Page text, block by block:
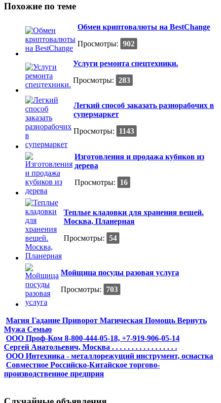
Похожие по теме
Обмен криптовалюты на BestChange
Просмотры: 902
Услуги ремонта спецтехники.
Просмотры: 283
Легкий способ заказать разнорабочих в
супермаркет
Просмотры:
1143
Изготовления и продажа кубиков из
дерева
Просмотры:
16
Теплые кладовки для хранения вещей.
Москва, Планерная
Просмотры: 54
Мойщица посуды разовая услуга
Просмотры:
703
Магия Гадание Приворот Магическая Помощь Вернуть
Мужа Семью
ООО Проф-Ком 8-800-444-05-18, +7-919-906-05-14
Сергей Анатольевич, Москва . . . . . . . . . . . . . . . . .
ООО Интехника - металлорежущий инструмент, оснастка
Совместное Российско-Китайское торгово-
производственное предприя